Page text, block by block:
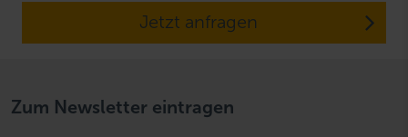
Jetzt anfragen
Zum Newsletter eintragen